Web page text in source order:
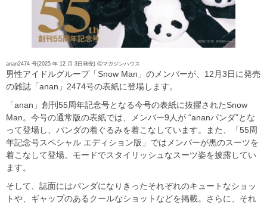
anan2474 号(2025 年 12 月 3日発売) Ⓒマガジンハウス
男性アイドルグループ「Snow Man」のメンバーが、12月3日に発売
の雑誌「anan」2474号の表紙に登場します。
「anan」創刊55周年記念号となる今号の表紙に抜擢されたSnow
Man。今号の通常版の表紙では、メンバー9人が “ananパンダ”とな
って登場し、パンダの着ぐるみを着こなしています。また、「55周
年記念号スペシャル エディション版」ではメンバーが黒のスーツを
着こなして登場。モードでスタイリッシュなスーツ姿を披露してい
ます。
そして、誌面にはパンダになりきったそれぞれのキュートなショッ
トや、ギャップのあるクールなショットなどを掲載。さらに、それ